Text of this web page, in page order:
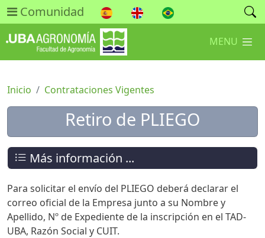
Comunidad
MENU
Inicio Contrataciones Vigentes
Retiro de PLIEGO
Para solicitar el envío del PLIEGO deberá declarar el
correo oficial de la Empresa junto a su Nombre y
Apellido, Nº de Expediente de la inscripción en el TAD-
UBA, Razón Social y CUIT.
Más información ...